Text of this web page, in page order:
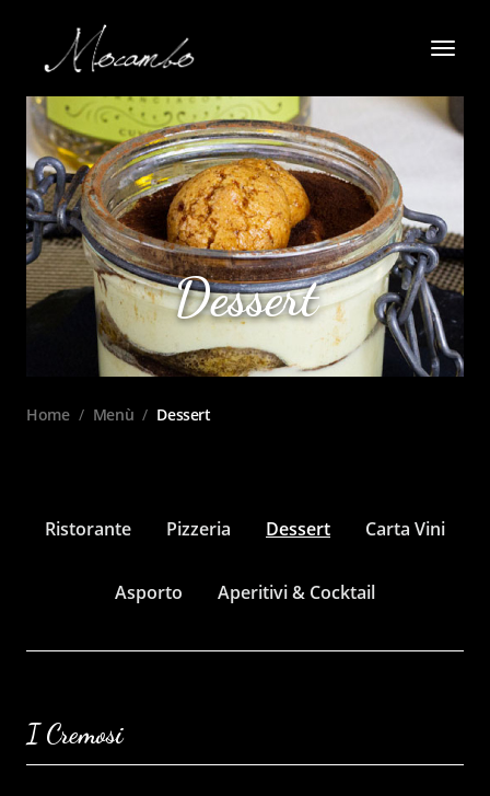
Dessert
Home / Menù / Dessert
Ristorante Pizzeria Dessert Carta Vini
Asporto Aperitivi & Cocktail
I Cremosi